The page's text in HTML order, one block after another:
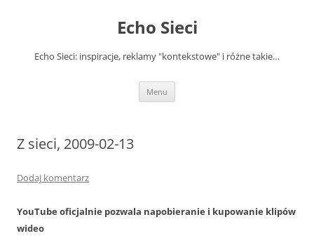
Echo Sieci
Echo Sieci: inspiracje, reklamy "kontekstowe" i różne takie…
Menu
Z sieci, 2009-02-13
Dodaj komentarz
YouTube oficjalnie pozwala napobieranie i kupowanie klipów
wideo